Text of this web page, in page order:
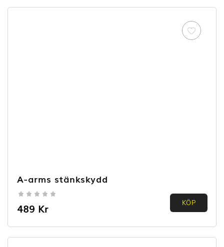
A-arms stänkskydd
0.00
5
489 Kr KÖP